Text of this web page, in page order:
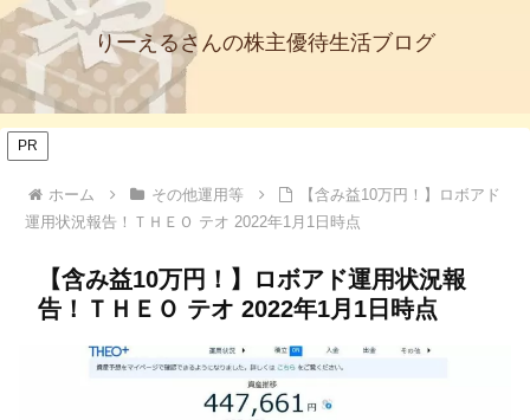
りーえるさんの株主優待生活ブログ
PR
ホーム その他運用等
【含み益10万円！】ロボアド
運用状況報告！ＴＨＥＯ テオ 2022年1月1日時点
【含み益10万円！】ロボアド運用状況報
告！ＴＨＥＯ テオ 2022年1月1日時点